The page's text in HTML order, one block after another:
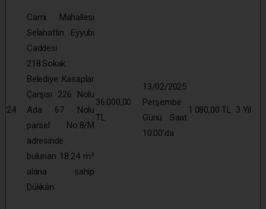
24
Cami Mahallesi
Selahattin Eyyubi
Caddesi
218.Sokak
Belediye Kasaplar
Çarşısı 226 Nolu
Ada 67 Nolu
parsel No:8/M
adresinde
bulunan 18.24 m²
alana sahip
Dükkân
36.000,00
TL
13/02/2025
Perşembe
Günü Saat
10:00’da
1.080,00 TL 3 Yıl